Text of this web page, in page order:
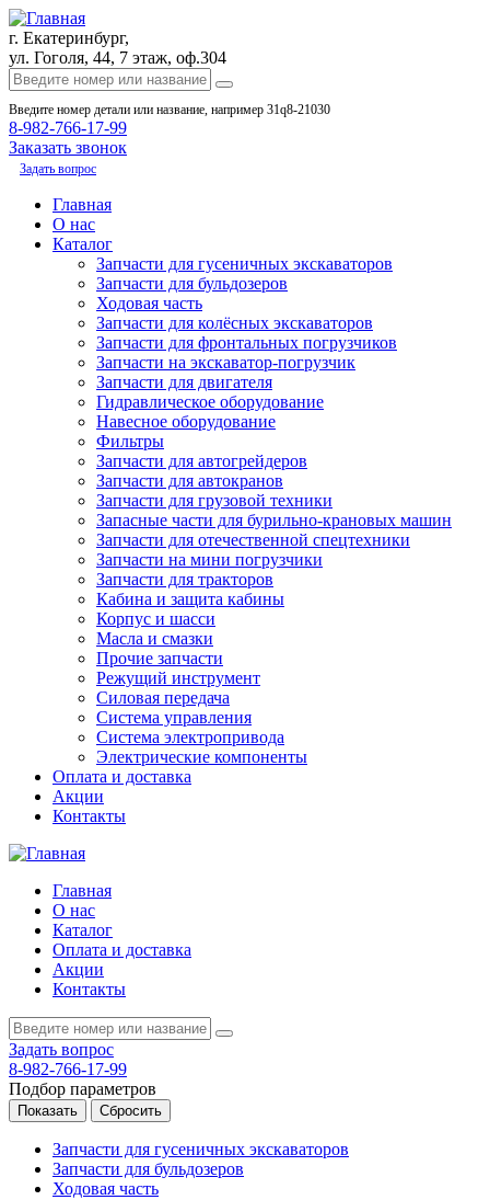
г. Екатеринбург,
ул. Гоголя, 44, 7 этаж, оф.304
Введите номер детали или название, например 31q8-21030
8-982-766-17-99
Заказать звонок
Задать вопрос
Главная
О нас
Каталог
Запчасти для гусеничных экскаваторов
Запчасти для бульдозеров
Ходовая часть
Запчасти для колёсных экскаваторов
Запчасти для фронтальных погрузчиков
Запчасти на экскаватор-погрузчик
Запчасти для двигателя
Гидравлическое оборудование
Навесное оборудование
Фильтры
Запчасти для автогрейдеров
Запчасти для автокранов
Запчасти для грузовой техники
Запасные части для бурильно-крановых машин
Запчасти для отечественной спецтехники
Запчасти на мини погрузчики
Запчасти для тракторов
Кабина и защита кабины
Корпус и шасси
Масла и смазки
Прочие запчасти
Режущий инструмент
Силовая передача
Система управления
Система электропривода
Электрические компоненты
Оплата и доставка
Акции
Контакты
Главная
О нас
Каталог
Оплата и доставка
Акции
Контакты
Задать вопрос
8-982-766-17-99
Подбор параметров
Запчасти для гусеничных экскаваторов
Запчасти для бульдозеров
Ходовая часть